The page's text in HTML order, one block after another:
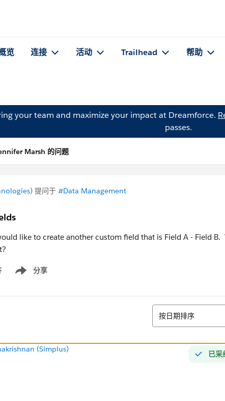
览 连接 活动 Trailhead 帮助
your team and maximize your impact at Dreamforce.
passes.
Marsh 的问题
提问于 #Data Management
like to create another custom field that is Field A - Field B.
分享
Show menu
排序
按日期排序
已采
(Simplus)